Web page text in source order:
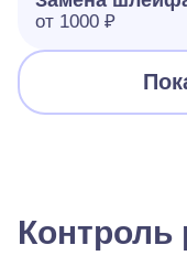
от 1000 ₽
Контроль